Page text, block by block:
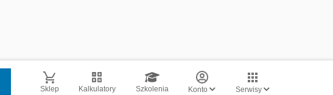
Sklep Kalkulatory Szkolenia Konto Serwisy